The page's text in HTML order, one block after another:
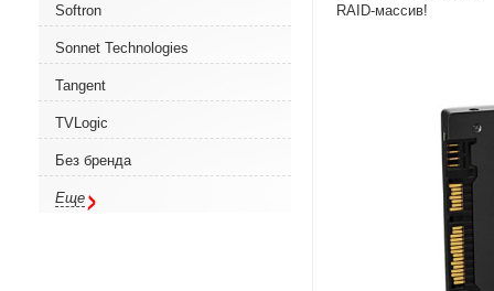
Softron
Sonnet Technologies
Tangent
TVLogic
Без бренда
Еще
RAID-массив!